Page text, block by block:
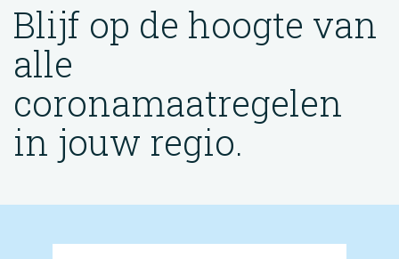
Blijf op de hoogte van
alle
coronamaatregelen
in jouw regio.